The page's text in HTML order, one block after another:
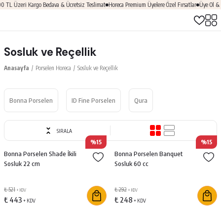
Üzeri Kargo Bedava & Ücretsiz Teslimat Horeca Premium Üyelere Özel Fırsatlar Üye Ol &
Sosluk ve Reçellik
Anasayfa Porselen Horeca Sosluk ve Reçellik
Bonna Porselen ID Fine Porselen Qura
SIRALA
%15
Bonna Porselen Shade İkili
Sosluk 22 cm
₺ 521 + KDV
₺ 443 + KDV
%15
Bonna Porselen Banquet
Sosluk 60 cc
₺ 292 + KDV
₺ 248 + KDV